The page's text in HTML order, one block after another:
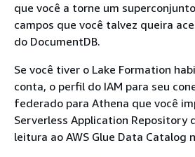
que você a torne um
campos que você talvez queira
do DocumentDB.
Se você tiver o Lake Formation
conta, o perfil do IAM para seu
federado para Athena que você
Serverless Application Repository
leitura ao AWS Glue Data Catalog